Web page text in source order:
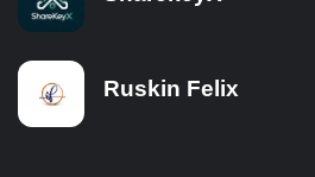
Ruskin Felix